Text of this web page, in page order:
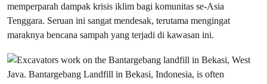
memperparah dampak krisis iklim bagi komunitas se-Asia
Tenggara. Seruan ini sangat mendesak, terutama mengingat
maraknya bencana sampah yang terjadi di kawasan ini.